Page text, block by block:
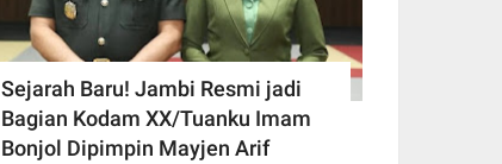
Sejarah Baru! Jambi Resmi jadi
Bagian Kodam XX/Tuanku Imam
Bonjol Dipimpin Mayjen Arif